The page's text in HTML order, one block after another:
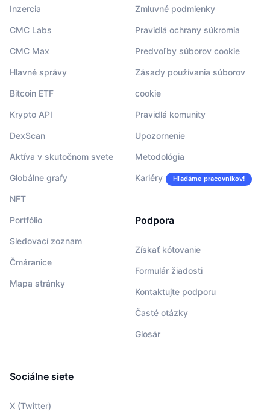
Inzercia
CMC Labs
CMC Max
Hlavné správy
Bitcoin ETF
Krypto API
DexScan
Aktíva v skutočnom svete
Globálne grafy
NFT
Portfólio
Sledovací zoznam
Čmáranice
Mapa stránky
Zmluvné podmienky
Pravidlá ochrany súkromia
Predvoľby súborov cookie
Zásady používania súborov
cookie
Pravidlá komunity
Upozornenie
Metodológia
Kariéry Hľadáme pracovníkov!
Podpora
Získať kótovanie
Formulár žiadosti
Kontaktujte podporu
Časté otázky
Glosár
Sociálne siete
X (Twitter)